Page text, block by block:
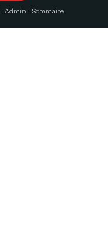
Admin Sommaire